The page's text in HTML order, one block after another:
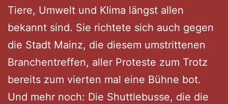
Tiere, Umwelt und Klima längst allen
bekannt sind. Sie richtete sich auch gegen
die Stadt Mainz, die diesem umstrittenen
Branchentreffen, aller Proteste zum Trotz
bereits zum vierten mal eine Bühne bot.
Und mehr noch: Die Shuttlebusse, die die